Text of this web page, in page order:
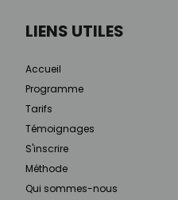
LIENS UTILES
Accueil
Programme
Tarifs
Témoignages
S'inscrire
Méthode
Qui sommes-nous